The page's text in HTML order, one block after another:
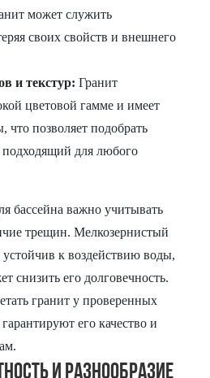
может служить
своих свойств и внешнего
и текстур: Гранит
цветовой гамме и имеет
что позволяет подобрать
подходящий для любого
бассейна важно учитывать
трещин. Мелкозернистый
к воздействию воды,
снизить его долговечность.
гранит у проверенных
его качество и
и разнообразие